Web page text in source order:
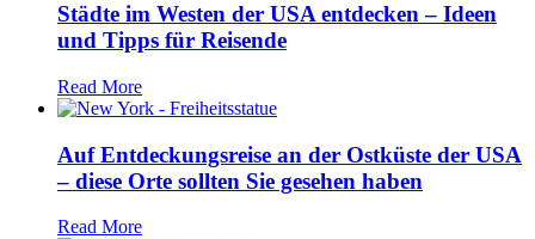
Städte im Westen der USA entdecken – Ideen
und Tipps für Reisende
Read More
Auf Entdeckungsreise an der Ostküste der USA
– diese Orte sollten Sie gesehen haben
Read More